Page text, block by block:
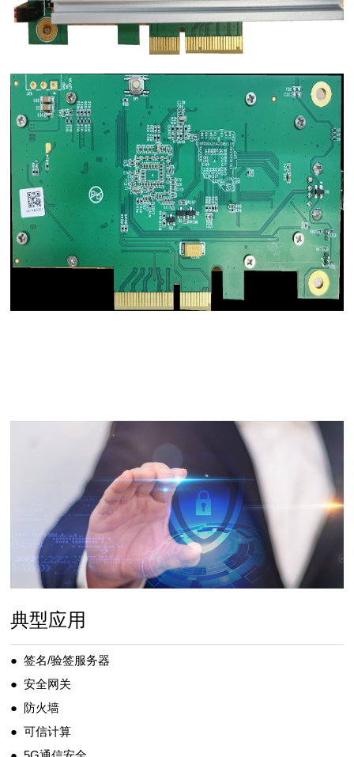
典型应用
● 签名/验签服务器
● 安全网关
● 防火墙
● 可信计算